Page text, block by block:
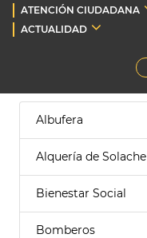
ATENCIÓN CIUDADANA
ACTUALIDAD
Albufera
Alquería de Solache
Bienestar Social
Bomberos